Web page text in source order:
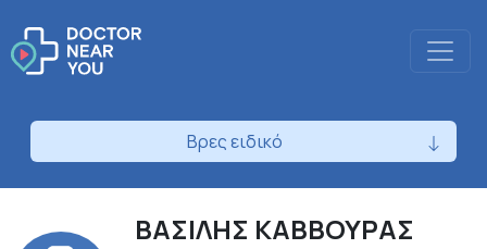
Βρες ειδικό
ΒΑΣΙΛΗΣ ΚΑΒΒΟΥΡΑΣ